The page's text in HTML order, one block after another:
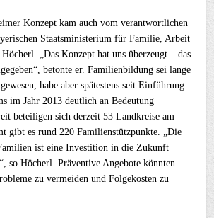
Konzept kam auch vom verantwortlichen
Staatsministerium für Familie, Arbeit
„Das Konzept hat uns überzeugt – das
betonte er. Familienbildung sei lange
habe aber spätestens seit Einführung
im Jahr 2013 deutlich an Bedeutung
beteiligen sich derzeit 53 Landkreise am
gibt es rund 220 Familienstützpunkte. „Die
ist eine Investition in die Zukunft
so Höcherl. Präventive Angebote könnten
zu vermeiden und Folgekosten zu